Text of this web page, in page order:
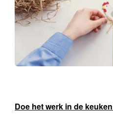
Doe het werk in de